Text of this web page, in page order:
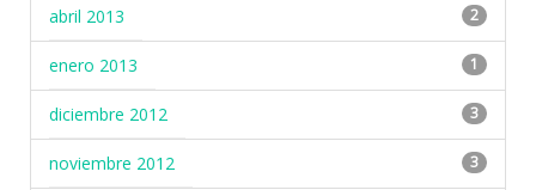
abril 2013 2
enero 2013 1
diciembre 2012 3
noviembre 2012 3